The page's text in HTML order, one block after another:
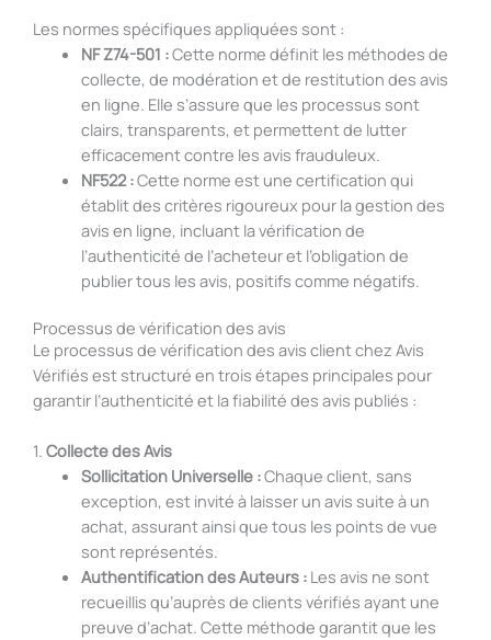
Les normes spécifiques appliquées sont :
NF Z74-501 :Cette norme définit les méthodes de
collecte, de modération et de restitution des avis
en ligne. Elle s’assure que les processus sont
clairs, transparents, et permettent de lutter
efficacement contre les avis frauduleux.
NF522 :Cette norme est une certification qui
établit des critères rigoureux pour la gestion des
avis en ligne, incluant la vérification de
l’authenticité de l’acheteur et l’obligation de
publier tous les avis, positifs comme négatifs.
Processus de vérification des avis
Le processus de vérification des avis client chez Avis
Vérifiés est structuré en trois étapes principales pour
garantir l’authenticité et la fiabilité des avis publiés :
1. Collecte des Avis
Sollicitation Universelle :Chaque client, sans
exception, est invité à laisser un avis suite à un
achat, assurant ainsi que tous les points de vue
sont représentés.
Authentification des Auteurs :Les avis ne sont
recueillis qu’auprès de clients vérifiés ayant une
preuve d’achat. Cette méthode garantit que les